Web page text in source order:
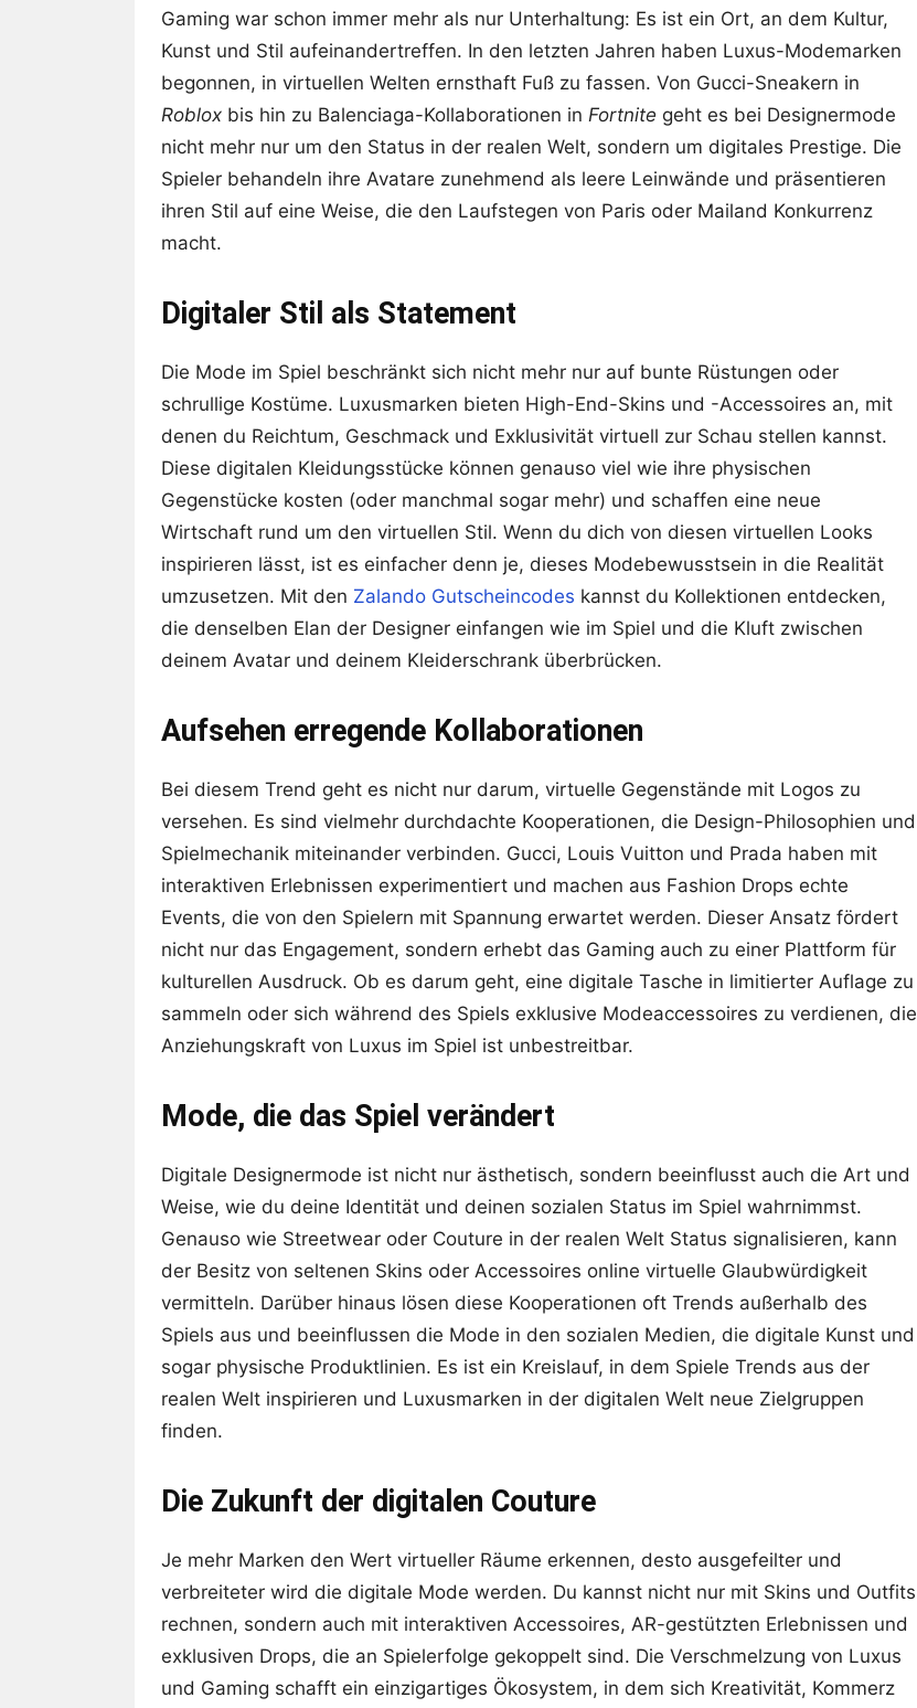
Gaming war schon immer mehr als nur Unterhaltung: Es ist ein Ort, an dem Kultur,
Kunst und Stil aufeinandertreffen. In den letzten Jahren haben Luxus-Modemarken
begonnen, in virtuellen Welten ernsthaft Fuß zu fassen. Von Gucci-Sneakern in
Roblox bis hin zu Balenciaga-Kollaborationen in Fortnite geht es bei Designermode
nicht mehr nur um den Status in der realen Welt, sondern um digitales Prestige. Die
Spieler behandeln ihre Avatare zunehmend als leere Leinwände und präsentieren
ihren Stil auf eine Weise, die den Laufstegen von Paris oder Mailand Konkurrenz
macht.
Digitaler Stil als Statement
Die Mode im Spiel beschränkt sich nicht mehr nur auf bunte Rüstungen oder
schrullige Kostüme. Luxusmarken bieten High-End-Skins und -Accessoires an, mit
denen du Reichtum, Geschmack und Exklusivität virtuell zur Schau stellen kannst.
Diese digitalen Kleidungsstücke können genauso viel wie ihre physischen
Gegenstücke kosten (oder manchmal sogar mehr) und schaffen eine neue
Wirtschaft rund um den virtuellen Stil. Wenn du dich von diesen virtuellen Looks
inspirieren lässt, ist es einfacher denn je, dieses Modebewusstsein in die Realität
umzusetzen. Mit den Zalando Gutscheincodes kannst du Kollektionen entdecken,
die denselben Elan der Designer einfangen wie im Spiel und die Kluft zwischen
deinem Avatar und deinem Kleiderschrank überbrücken.
Aufsehen erregende Kollaborationen
Bei diesem Trend geht es nicht nur darum, virtuelle Gegenstände mit Logos zu
versehen. Es sind vielmehr durchdachte Kooperationen, die Design-Philosophien und
Spielmechanik miteinander verbinden. Gucci, Louis Vuitton und Prada haben mit
interaktiven Erlebnissen experimentiert und machen aus Fashion Drops echte
Events, die von den Spielern mit Spannung erwartet werden. Dieser Ansatz fördert
nicht nur das Engagement, sondern erhebt das Gaming auch zu einer Plattform für
kulturellen Ausdruck. Ob es darum geht, eine digitale Tasche in limitierter Auflage zu
sammeln oder sich während des Spiels exklusive Modeaccessoires zu verdienen, die
Anziehungskraft von Luxus im Spiel ist unbestreitbar.
Mode, die das Spiel verändert
Digitale Designermode ist nicht nur ästhetisch, sondern beeinflusst auch die Art und
Weise, wie du deine Identität und deinen sozialen Status im Spiel wahrnimmst.
Genauso wie Streetwear oder Couture in der realen Welt Status signalisieren, kann
der Besitz von seltenen Skins oder Accessoires online virtuelle Glaubwürdigkeit
vermitteln. Darüber hinaus lösen diese Kooperationen oft Trends außerhalb des
Spiels aus und beeinflussen die Mode in den sozialen Medien, die digitale Kunst und
sogar physische Produktlinien. Es ist ein Kreislauf, in dem Spiele Trends aus der
realen Welt inspirieren und Luxusmarken in der digitalen Welt neue Zielgruppen
finden.
Die Zukunft der digitalen Couture
Je mehr Marken den Wert virtueller Räume erkennen, desto ausgefeilter und
verbreiteter wird die digitale Mode werden. Du kannst nicht nur mit Skins und Outfits
rechnen, sondern auch mit interaktiven Accessoires, AR-gestützten Erlebnissen und
exklusiven Drops, die an Spielerfolge gekoppelt sind. Die Verschmelzung von Luxus
und Gaming schafft ein einzigartiges Ökosystem, in dem sich Kreativität, Kommerz